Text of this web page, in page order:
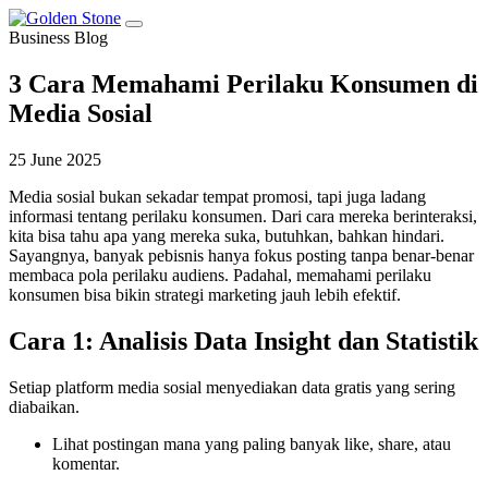
Business Blog
3 Cara Memahami Perilaku Konsumen di
Media Sosial
25 June 2025
Media sosial bukan sekadar tempat promosi, tapi juga ladang
informasi tentang perilaku konsumen. Dari cara mereka berinteraksi,
kita bisa tahu apa yang mereka suka, butuhkan, bahkan hindari.
Sayangnya, banyak pebisnis hanya fokus posting tanpa benar-benar
membaca pola perilaku audiens. Padahal, memahami perilaku
konsumen bisa bikin strategi marketing jauh lebih efektif.
Cara 1: Analisis Data Insight dan Statistik
Setiap platform media sosial menyediakan data gratis yang sering
diabaikan.
Lihat postingan mana yang paling banyak like, share, atau
komentar.